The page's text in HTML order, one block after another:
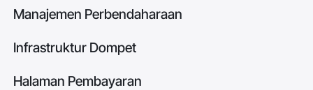
Manajemen Perbendaharaan
Infrastruktur Dompet
Halaman Pembayaran